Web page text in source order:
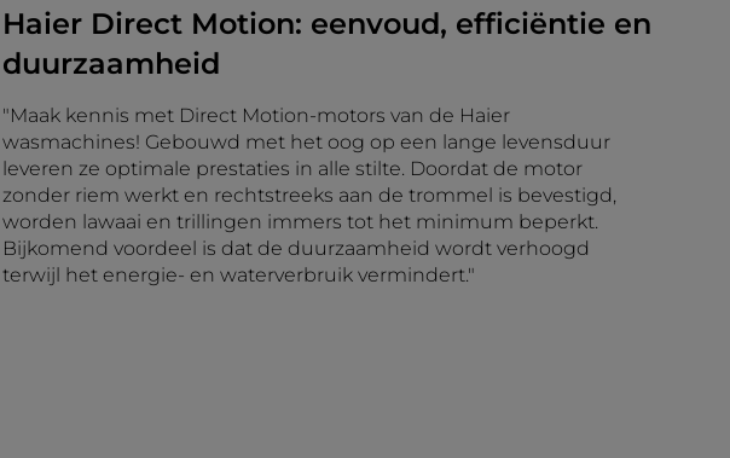
Haier Direct Motion: eenvoud, efficiëntie en
duurzaamheid
"Maak kennis met Direct Motion-motors van de Haier
wasmachines! Gebouwd met het oog op een lange levensduur
leveren ze optimale prestaties in alle stilte. Doordat de motor
zonder riem werkt en rechtstreeks aan de trommel is bevestigd,
worden lawaai en trillingen immers tot het minimum beperkt.
Bijkomend voordeel is dat de duurzaamheid wordt verhoogd
terwijl het energie- en waterverbruik vermindert."